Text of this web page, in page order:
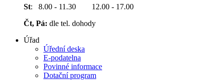
St: 8.00 - 11.30 12.00 - 17.00
Čt, Pá: dle tel. dohody
Úřad
Úřední deska
E-podatelna
Povinné informace
Dotační program